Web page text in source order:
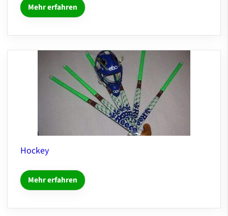
Mehr erfahren
Hockey
Mehr erfahren